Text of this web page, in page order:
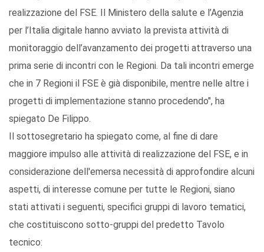
realizzazione del FSE. Il Ministero della salute e l’Agenzia
per l’Italia digitale hanno avviato la prevista attività di
monitoraggio dell’avanzamento dei progetti attraverso una
prima serie di incontri con le Regioni. Da tali incontri emerge
che in 7 Regioni il FSE è già disponibile, mentre nelle altre i
progetti di implementazione stanno procedendo", ha
spiegato De Filippo.
Il sottosegretario ha spiegato come, al fine di dare
maggiore impulso alle attività di realizzazione del FSE, e in
considerazione dell'emersa necessità di approfondire alcuni
aspetti, di interesse comune per tutte le Regioni, siano
stati attivati i seguenti, specifici gruppi di lavoro tematici,
che costituiscono sotto-gruppi del predetto Tavolo
tecnico: